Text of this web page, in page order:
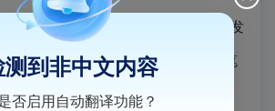
最强大脑”的智力挑战让学生们充分发
及感受到团队协作的力量；而“妙笔
们通过艺术创作来表达内心的情
测到非中文内容
否启用自动翻译功能？